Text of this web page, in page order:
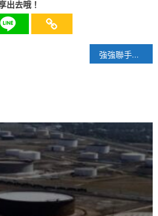
出去哦！
強強聯手打造最頂尖財富管理中心